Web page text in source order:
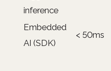
inference
Embedded
AI (SDK)
< 50ms